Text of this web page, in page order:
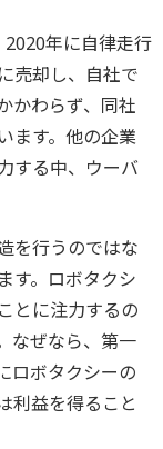
2020年に自律走行
売却し、自社で
かわらず、同社
ます。他の企業
する中、ウーバ
を行うのではな
す。ロボタクシ
とに注力するの
なぜなら、第一
ロボタクシーの
利益を得ること